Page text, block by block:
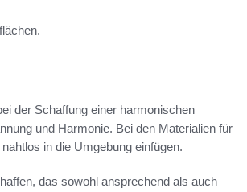
der Schaffung einer harmonischen
und Harmonie. Bei den Materialien für
in die Umgebung einfügen.
das sowohl ansprechend als auch